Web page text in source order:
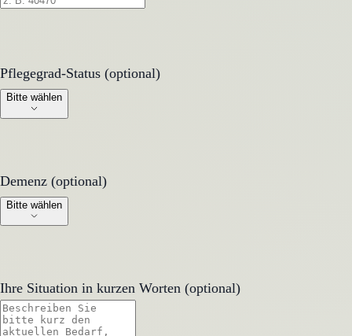
Pflegegrad-Status (optional)
Pflegegrad-Status (optional)
Bitte wählen
Demenz (optional)
Demenz (optional)
Bitte wählen
Ihre Situation in kurzen Worten (optional)